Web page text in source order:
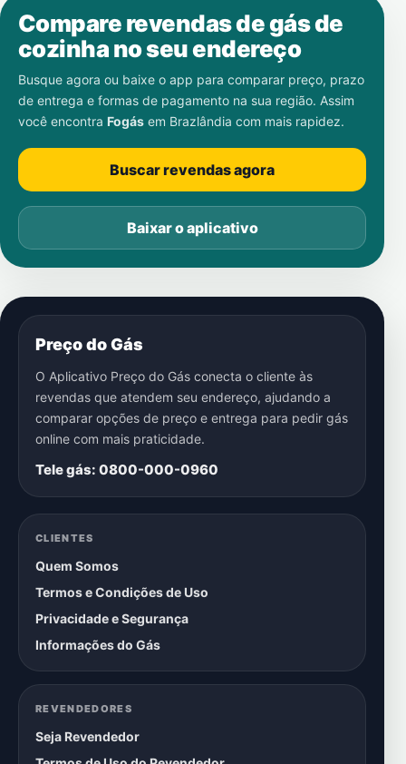
Compare revendas de gás de
cozinha no seu endereço
Busque agora ou baixe o app para comparar preço, prazo
de entrega e formas de pagamento na sua região. Assim
você encontra Fogás em Brazlândia com mais rapidez.
Buscar revendas agora
Baixar o aplicativo
Preço do Gás
O Aplicativo Preço do Gás conecta o cliente às
revendas que atendem seu endereço, ajudando a
comparar opções de preço e entrega para pedir gás
online com mais praticidade.
Tele gás: 0800-000-0960
CLIENTES
Quem Somos
Termos e Condições de Uso
Privacidade e Segurança
Informações do Gás
REVENDEDORES
Seja Revendedor